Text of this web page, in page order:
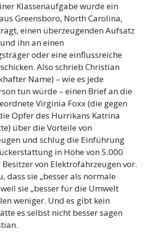
Klassenaufgabe wurde ein
Greensboro, North Carolina,
einen überzeugenden Aufsatz
ihn an einen
oder eine einflussreiche
Also schrieb Christian
Name) – wie es jede
tun würde – einen Brief an die
Virginia Foxx (die gegen
Opfer des Hurrikans Katrina
über die Vorteile von
und schlug die Einführung
in Höhe von 5.000
von Elektrofahrzeugen vor.
dass sie „besser als normale
sie „besser für die Umwelt
weniger. Und es gibt kein
es selbst nicht besser sagen